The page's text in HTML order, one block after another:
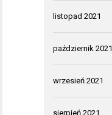
listopad 2021
październik 2021
wrzesień 2021
sierpień 2021